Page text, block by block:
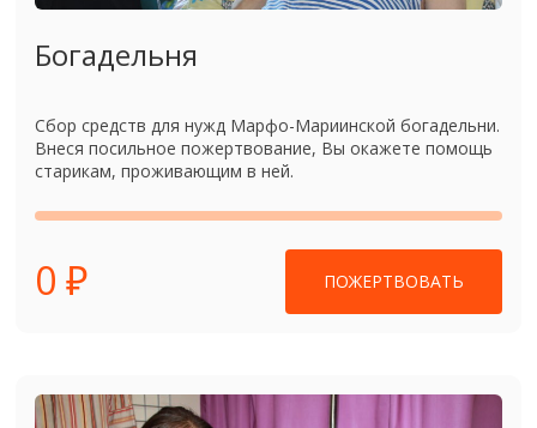
Богадельня
Сбор средств для нужд Марфо-Мариинской богадельни.
Внеся посильное пожертвование, Вы окажете помощь
старикам, проживающим в ней.
0 ₽ ПОЖЕРТВОВАТЬ